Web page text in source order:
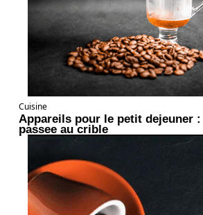
Cuisine
Appareils pour le petit dejeuner
passee au crible